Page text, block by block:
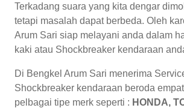
Terkadang suara yang kita dengar
tetapi masalah dapat berbeda. Oleh
Arum Sari siap melayani anda dalam
kaki atau Shockbreaker kendaraan
Di Bengkel Arum Sari menerima
Shockbreaker kendaraan beroda
pelbagai tipe merk seperti : HONDA,